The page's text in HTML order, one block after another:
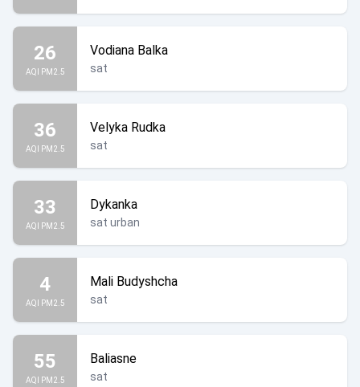
26
AQI PM2.5
Vodiana Balka
sat
36
AQI PM2.5
Velyka Rudka
sat
33
AQI PM2.5
Dykanka
sat urban
4
AQI PM2.5
Mali Budyshcha
sat
55
AQI PM2.5
Baliasne
sat